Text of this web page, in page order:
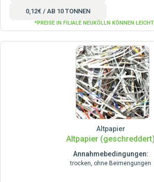
0,12€ / AB 10 TONNEN
*PREISE IN FILIALE NEUKÖLLN KÖNNEN
Altpapier
Altpapier (geschreddert)
Annahmebedingungen:
trocken, ohne Beimengungen